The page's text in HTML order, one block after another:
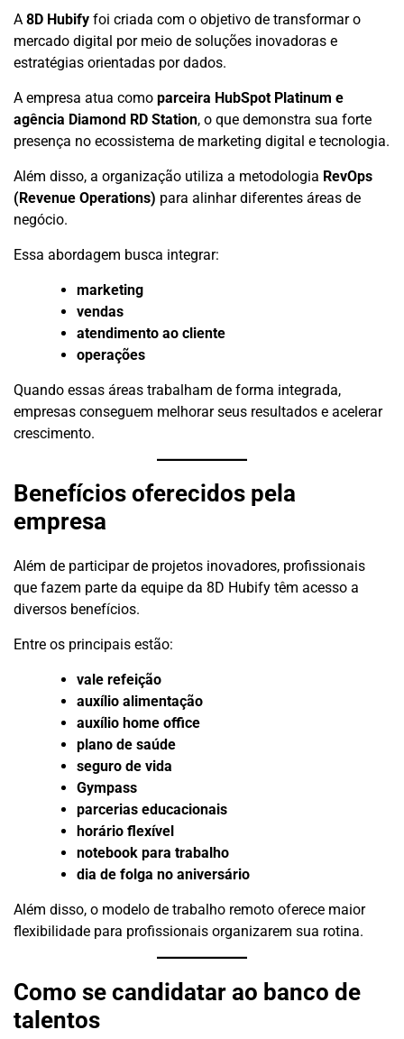
A 8D Hubify foi criada com o objetivo de transformar o
mercado digital por meio de soluções inovadoras e
estratégias orientadas por dados.
A empresa atua como parceira HubSpot Platinum e
agência Diamond RD Station, o que demonstra sua forte
presença no ecossistema de marketing digital e tecnologia.
Além disso, a organização utiliza a metodologia RevOps
(Revenue Operations) para alinhar diferentes áreas de
negócio.
Essa abordagem busca integrar:
marketing
vendas
atendimento ao cliente
operações
Quando essas áreas trabalham de forma integrada,
empresas conseguem melhorar seus resultados e acelerar
crescimento.
Benefícios oferecidos pela
empresa
Além de participar de projetos inovadores, profissionais
que fazem parte da equipe da 8D Hubify têm acesso a
diversos benefícios.
Entre os principais estão:
vale refeição
auxílio alimentação
auxílio home office
plano de saúde
seguro de vida
Gympass
parcerias educacionais
horário flexível
notebook para trabalho
dia de folga no aniversário
Além disso, o modelo de trabalho remoto oferece maior
flexibilidade para profissionais organizarem sua rotina.
Como se candidatar ao banco de
talentos